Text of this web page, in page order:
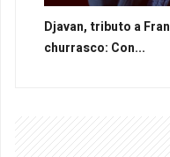
Djavan, tributo a
churrasco: Con...